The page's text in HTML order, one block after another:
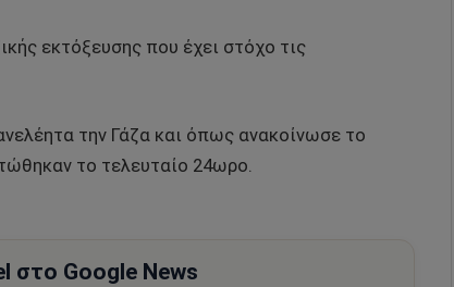
εκτόξευσης που έχει στόχο τις
την Γάζα και όπως ανακοίνωσε το
το τελευταίο 24ωρο.
στο Google News